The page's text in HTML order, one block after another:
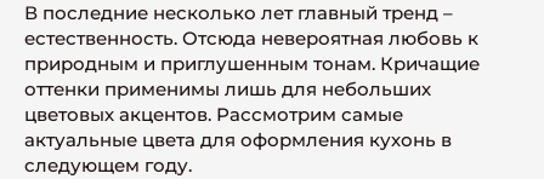
В последние несколько лет главный тренд –
естественность. Отсюда невероятная любовь к
природным и приглушенным тонам. Кричащие
оттенки применимы лишь для небольших
цветовых акцентов. Рассмотрим самые
актуальные цвета для оформления кухонь в
следующем году.